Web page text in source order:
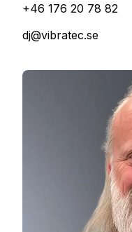
+46 176 20 78 82
dj@vibratec.se